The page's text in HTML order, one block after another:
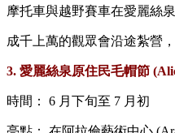
摩托車與越野賽車在愛麗絲
成千上萬的觀眾會沿途紮營
3. 愛麗絲泉原住民毛帽節
時間： 6 月下旬至 7 月初